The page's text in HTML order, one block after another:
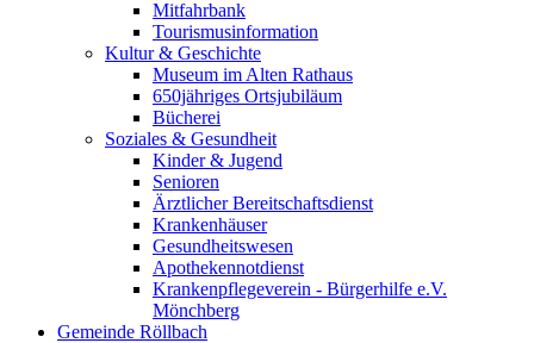
Mitfahrbank
Tourismusinformation
Kultur & Geschichte
Museum im Alten Rathaus
650jähriges Ortsjubiläum
Bücherei
Soziales & Gesundheit
Kinder & Jugend
Senioren
Ärztlicher Bereitschaftsdienst
Krankenhäuser
Gesundheitswesen
Apothekennotdienst
Krankenpflegeverein - Bürgerhilfe e.V.
Mönchberg
Gemeinde Röllbach